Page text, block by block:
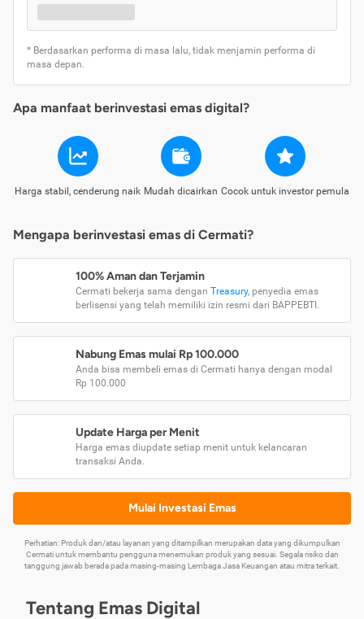
* Berdasarkan performa di masa lalu, tidak menjamin performa di
masa depan.
Apa manfaat berinvestasi emas digital?
Harga stabil, cenderung naik Mudah dicairkan Cocok untuk investor pemula
Mengapa berinvestasi emas di Cermati?
100% Aman dan Terjamin
Cermati bekerja sama dengan Treasury, penyedia emas
berlisensi yang telah memiliki izin resmi dari BAPPEBTI.
Nabung Emas mulai Rp 100.000
Anda bisa membeli emas di Cermati hanya dengan modal
Rp 100.000
Update Harga per Menit
Harga emas diupdate setiap menit untuk kelancaran
transaksi Anda.
Mulai Investasi Emas
Perhatian: Produk dan/atau layanan yang ditampilkan merupakan data yang dikumpulkan
Cermati untuk membantu pengguna menemukan produk yang sesuai. Segala risiko dan
tanggung jawab berada pada masing-masing Lembaga Jasa Keuangan atau mitra terkait.
Tentang Emas Digital